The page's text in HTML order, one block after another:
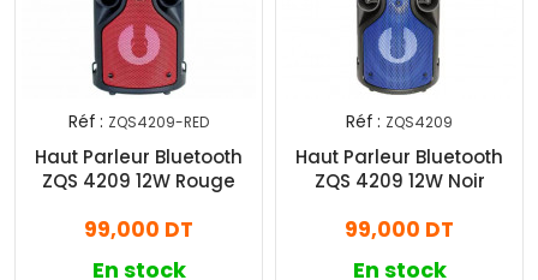
Réf : ZQS4209-RED
Haut Parleur Bluetooth
ZQS 4209 12W Rouge
99,000 DT
En stock
Réf : ZQS4209
Haut Parleur Bluetooth
ZQS 4209 12W Noir
99,000 DT
En stock